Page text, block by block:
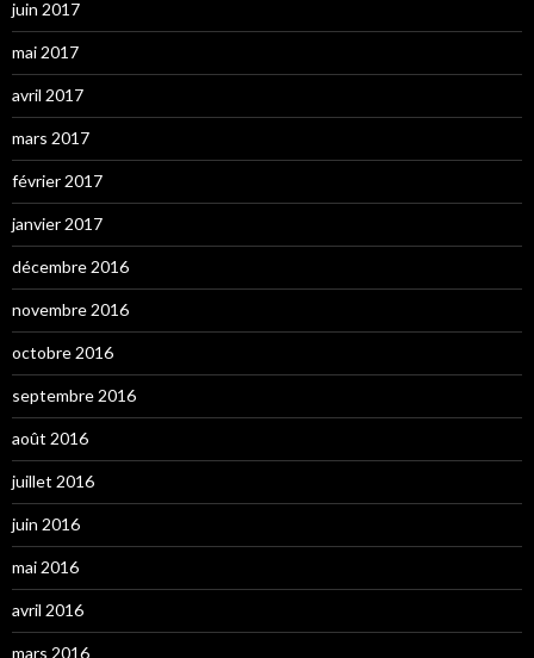
juin 2017
mai 2017
avril 2017
mars 2017
février 2017
janvier 2017
décembre 2016
novembre 2016
octobre 2016
septembre 2016
août 2016
juillet 2016
juin 2016
mai 2016
avril 2016
mars 2016